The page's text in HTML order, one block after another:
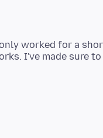
worked for a
I've made sure